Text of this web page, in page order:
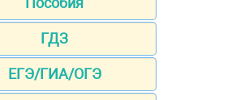
ГДЗ
ЕГЭ/ГИА/ОГЭ